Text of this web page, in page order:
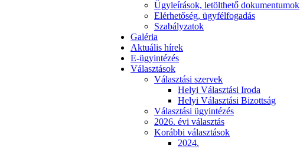
Ügyleírások, letölthető dokumentumok
Elérhetőség, ügyfélfogadás
Szabályzatok
Galéria
Aktuális hírek
E-ügyintézés
Választások
Választási szervek
Helyi Választási Iroda
Helyi Választási Bizottság
Választási ügyintézés
2026. évi választás
Korábbi választások
2024.